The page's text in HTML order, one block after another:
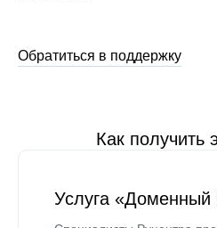
Обратиться в поддержку
Как получить
Услуга «Доменный